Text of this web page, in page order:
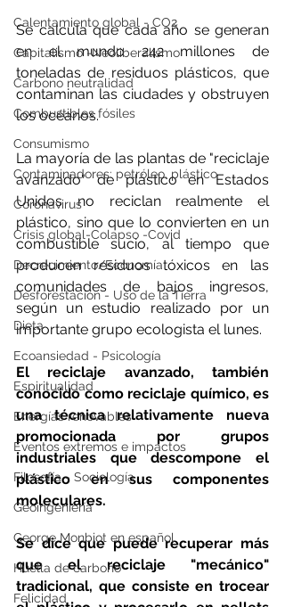
Calentamiento global - CO2
Capitalismo -Neoliberalismo
Carbono neutralidad
Combustibles fósiles
Consumismo
Contaminadores: petróleo, plástico
Coronavirus
Crisis global-Colapso -Covid
Decrecimiento/Economía
Desforestación - Uso de la Tierra
Dieta
Ecoansiedad - Psicología
Espiritualidad
Energías renovables
Eventos extremos e impactos
Filosofía - Sociología
Geoingeniería
George Monbiot en español
Huella de carbono
Felicidad
Se calcula que cada año se generan
en el mundo 242 millones de
toneladas de residuos plásticos, que
contaminan las ciudades y obstruyen
los océanos.
La mayoría de las plantas de "reciclaje
avanzado" de plástico en Estados
Unidos no reciclan realmente el
plástico, sino que lo convierten en un
combustible sucio, al tiempo que
producen residuos tóxicos en las
comunidades de bajos ingresos,
según un estudio realizado por un
importante grupo ecologista el lunes.
El reciclaje avanzado, también
conocido como reciclaje químico, es
una técnica relativamente nueva
promocionada por grupos
industriales que descompone el
plástico en sus componentes
moleculares.
Se dice que puede recuperar más
que el reciclaje "mecánico"
tradicional, que consiste en trocear